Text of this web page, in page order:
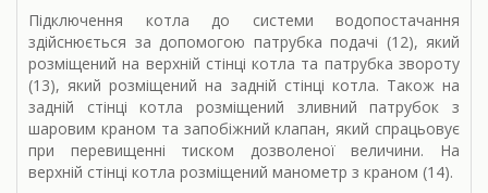
Підключення котла до системи водопостачання
здійснюється за допомогою патрубка подачі (12), який
розміщений на верхній стінці котла та патрубка звороту
(13), який розміщений на задній стінці котла. Також на
задній стінці котла розміщений зливний патрубок з
шаровим краном та запобіжний клапан, який спрацьовує
при перевищенні тиском дозволеної величини. На
верхній стінці котла розміщений манометр з краном (14).